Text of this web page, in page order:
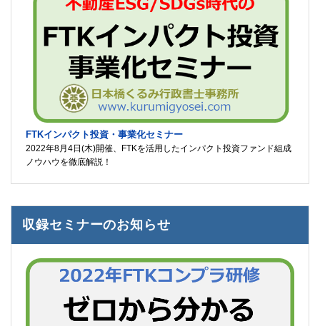
FTKインパクト投資・事業化セミナー
2022年8月4日(木)開催、FTKを活用したインパクト投資ファンド組成
ノウハウを徹底解説！
収録セミナーのお知らせ